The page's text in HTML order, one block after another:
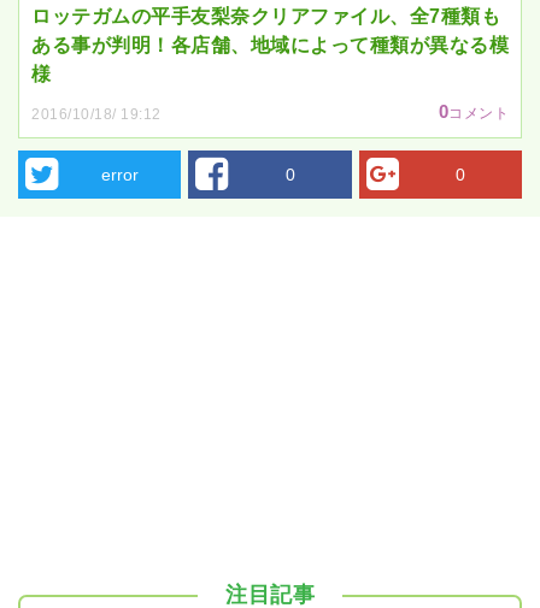
ロッテガムの平手友梨奈クリアファイル、全7種類も
ある事が判明！各店舗、地域によって種類が異なる模
様
2016/10/18/ 19:12 0コメント
error 0 0
注目記事